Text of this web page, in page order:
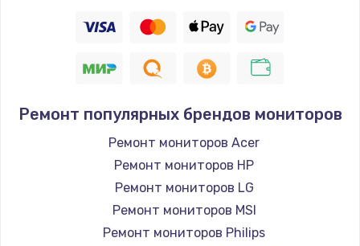
Замена жесткого диска
Заказать
Установка драйверов
725 руб.
Заказать
Замена вебкамеры
1260 руб.
Ремонт популярных брендов мониторов
Ремонт мониторов Acer
Ремонт мониторов HP
Ремонт мониторов LG
Ремонт мониторов MSI
Ремонт мониторов Philips